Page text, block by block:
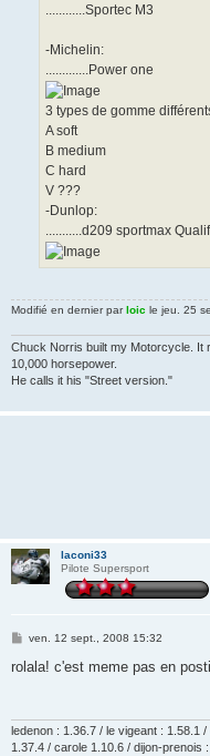
............Sportec M3
-Michelin:
.............Power one
3 types de gomme
A soft
B medium
C hard
V ???
-Dunlop:
...........d209 sportmax
Modifié en dernier parloic le jeu. 25
Chuck Norris built my Motorcycle. It
10,000 horsepower.
He calls it his "Street version."
laconi33
Pilote Supersport
M
s
ven. 12 sept., 2008 15:32
rolala! c'est meme pas en
ledenon : 1.36.7 / le vigeant : 1.58.1
1.37.4 / carole 1.10.6 / dijon-prenois :